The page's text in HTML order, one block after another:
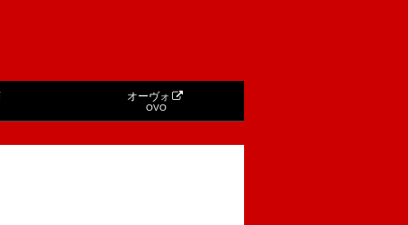
オーヴォ
OVO